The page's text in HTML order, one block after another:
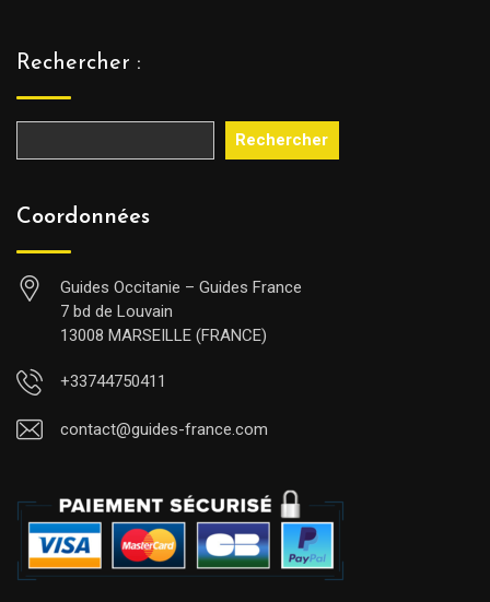
Rechercher :
Rechercher
Coordonnées
Guides Occitanie – Guides France
7 bd de Louvain
13008 MARSEILLE (FRANCE)
+33744750411
contact@guides-france.com